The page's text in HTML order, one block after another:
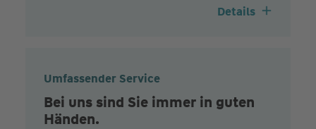
Details
Umfassender Service
Bei uns sind Sie immer in guten
Händen.